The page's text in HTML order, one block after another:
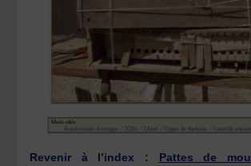
Revenir à l’index : Pattes de